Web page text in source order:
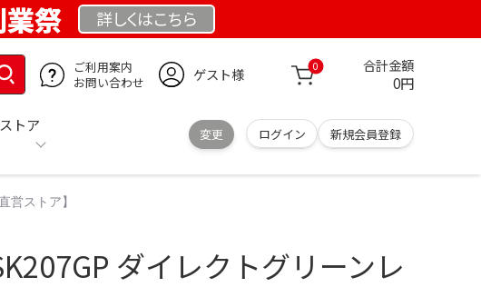
祭 詳しくはこちら
ご利用案内
お問い合わせ
ゲスト様 0 合計金額
0円
トア
変更 ログイン 新規会員登録
営ストア】
ダイレクトグリーンレ